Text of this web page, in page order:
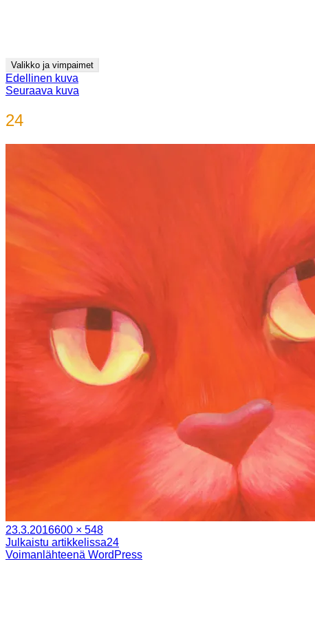
Valikko ja vimpaimet
Edellinen kuva
Seuraava kuva
24
Julkaistu
23.3.2016Täysikokoinen
600 × 548
Artikkelien
selaus
Julkaistu artikkelissa24
Voimanlähteenä WordPress